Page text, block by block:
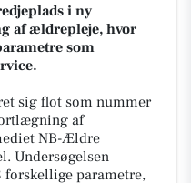
i ny
af ældrepleje, hvor
som
sig flot som nummer
af
NB-Ældre
Undersøgelsen
parametre,